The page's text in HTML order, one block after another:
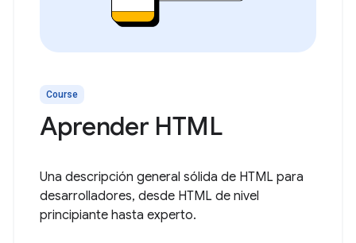
Course
Aprender HTML
Una descripción general sólida de HTML para
desarrolladores, desde HTML de nivel
principiante hasta experto.